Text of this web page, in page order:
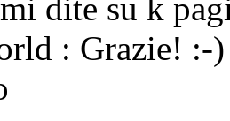
dite su k
: Grazie! :-)